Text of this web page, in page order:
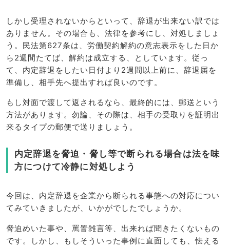
しかし受理されないからといって、辞退が出来ない訳では
ありません。その場合も、法律を参考にし、対処しましょ
う。民法第627条は、労働契約解約の意志表示をした日か
ら2週間たてば、解約は成立する、としています。従っ
て、内定辞退をしたい日付より2週間以上前に、辞退届を
準備し、相手先へ提出すれば良いのです。
もし対面で渡して返されるなら、最終的には、郵送という
方法があります。勿論、その際は、相手の受取りを証明出
来るタイプの郵便で送りましょう。
内定辞退を脅迫・脅し等で断られる場合は法を味
方につけて冷静に対処しよう
今回は、内定辞退を企業から断られる事態への対応につい
てみていきましたが、いかがでしたでしょうか。
脅迫めいた事や、罵詈雑言等、出来れば聞きたくないもの
です。しかし、もしそういった事例に直面しても、怯える